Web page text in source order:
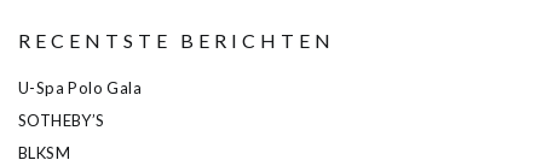
RECENTSTE BERICHTEN
U-Spa Polo Gala
SOTHEBY’S
BLKSM